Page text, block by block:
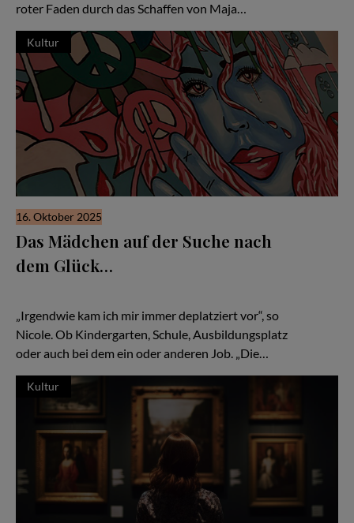
roter Faden durch das Schaffen von Maja…
Kultur
16. Oktober 2025
Das Mädchen auf der Suche nach
dem Glück…
„Irgendwie kam ich mir immer deplatziert vor“, so
Nicole. Ob Kindergarten, Schule, Ausbildungsplatz
oder auch bei dem ein oder anderen Job. „Die…
Kultur